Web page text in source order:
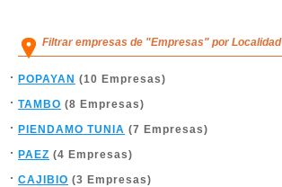
Filtrar empresas de "Empresas" por Localidad
POPAYAN (10 Empresas)
TAMBO (8 Empresas)
PIENDAMO TUNIA (7 Empresas)
PAEZ (4 Empresas)
CAJIBIO (3 Empresas)